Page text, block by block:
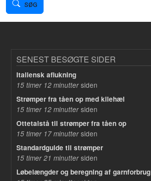
SØG
SENEST BESØGTE SIDER
Italiensk aflukning
15 timer 12 minuttersiden
Strømper fra tåen op med kilehæl
15 timer 12 minuttersiden
Ottetalstå til strømper fra tåen op
15 timer 17 minuttersiden
Standardguide til strømper
15 timer 21 minuttersiden
Løbelængder og beregning af garnforbrug